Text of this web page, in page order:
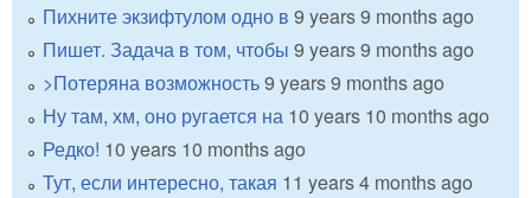
Пихните экзифтулом одно в 9 years 9 months ago
Пишет. Задача в том, чтобы 9 years 9 months ago
>Потеряна возможность9 years 9 months ago
Ну там, хм, оно ругается на 10 years 10 months ago
Редко! 10 years 10 months ago
Тут, если интересно, такая 11 years 4 months ago